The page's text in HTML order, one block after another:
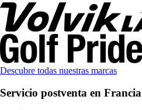
Descubre todas nuestras marcas
Servicio postventa en Francia